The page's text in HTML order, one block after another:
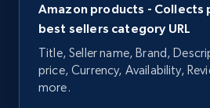
Amazon products - Collects
best sellers category URL
Title, Seller name, Brand,
price, Currency, Availability,
more.